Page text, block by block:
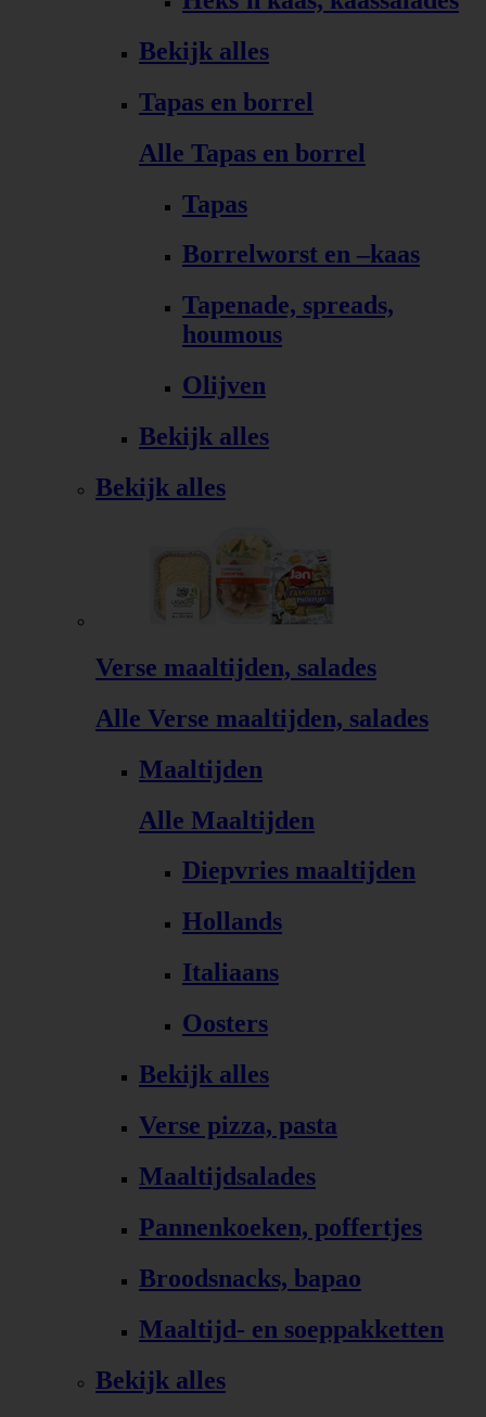
Bekijk alles
Tapas en borrel
Alle Tapas en borrel
Tapas
Borrelworst en –kaas
Tapenade, spreads,
houmous
Olijven
Bekijk alles
Bekijk alles
Verse maaltijden, salades
Alle Verse maaltijden, salades
Maaltijden
Alle Maaltijden
Diepvries maaltijden
Hollands
Italiaans
Oosters
Bekijk alles
Verse pizza, pasta
Maaltijdsalades
Pannenkoeken, poffertjes
Broodsnacks, bapao
Maaltijd- en soeppakketten
Bekijk alles